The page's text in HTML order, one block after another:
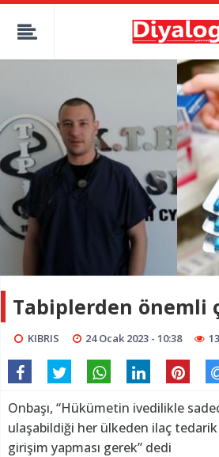
Tabiplerden önemli
KIBRIS 24 Ocak 2023 - 10:38
Onbaşı, “Hükümetin ivedilikle
ulaşabildiği her ülkeden ilaç
girişim yapması gerek” dedi